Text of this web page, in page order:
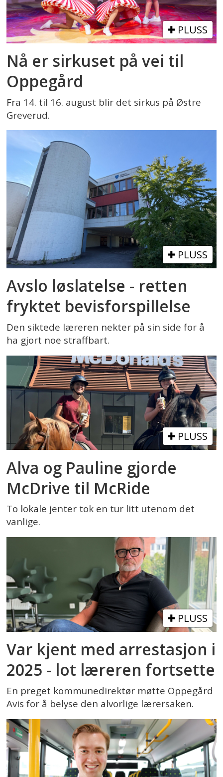
PLUSS
Nå er sirkuset på vei til
Oppegård
Fra 14. til 16. august blir det sirkus på Østre
Greverud.
PLUSS
Avslo løslatelse - retten
fryktet bevisforspillelse
Den siktede læreren nekter på sin side for å
ha gjort noe straffbart.
PLUSS
Alva og Pauline gjorde
McDrive til McRide
To lokale jenter tok en tur litt utenom det
vanlige.
PLUSS
Var kjent med arrestasjon i
2025 - lot læreren fortsette
En preget kommunedirektør møtte Oppegård
Avis for å belyse den alvorlige lærersaken.